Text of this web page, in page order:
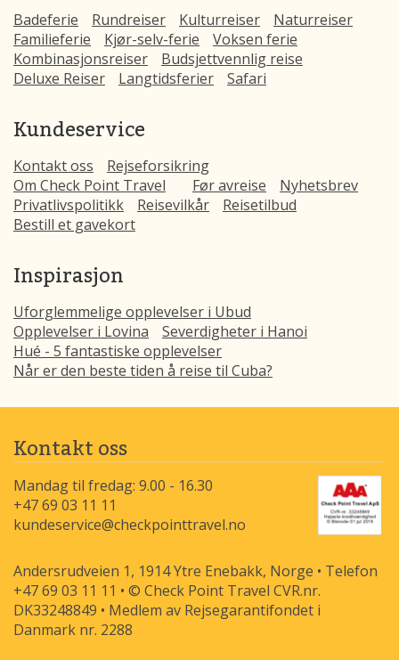
Badeferie Rundreiser Kulturreiser
Naturreiser
Familieferie
Kjør-selv-ferie
Voksen ferie
Kombinasjonsreiser
Budsjettvennlig reise
Deluxe Reiser
Langtidsferier Safari
Kundeservice
Kontakt oss
Rejseforsikring
Om Check Point Travel
Før avreise
Nyhetsbrev
Privatlivspolitikk
Reisevilkår
Reisetilbud
Bestill et gavekort
Inspirasjon
Uforglemmelige opplevelser i Ubud
Opplevelser i Lovina
Severdigheter i Hanoi
Hué - 5 fantastiske opplevelser
Når er den beste tiden å reise til Cuba?
Kontakt oss
Mandag til fredag: 9.00 - 16.30
+47 69 03 11 11
kundeservice@checkpointtravel.no
Andersrudveien 1, 1914 Ytre Enebakk, Norge • Telefon
+47 69 03 11 11 • © Check Point Travel CVR.nr.
DK33248849 • Medlem av Rejsegarantifondet i
Danmark nr. 2288